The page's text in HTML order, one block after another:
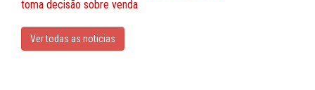
toma decisão sobre venda
Ver todas as noticias